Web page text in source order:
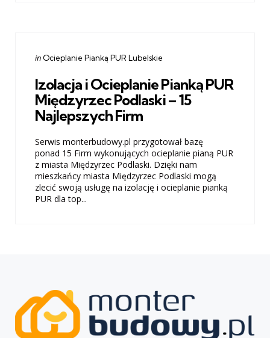
Categories
Posted
in Ocieplanie Pianką PUR Lubelskie
Izolacja i Ocieplanie Pianką PUR
Międzyrzec Podlaski – 15
Najlepszych Firm
Serwis monterbudowy.pl przygotował bazę
ponad 15 Firm wykonujących ocieplanie pianą PUR
z miasta Międzyrzec Podlaski. Dzięki nam
mieszkańcy miasta Międzyrzec Podlaski mogą
zlecić swoją usługę na izolację i ocieplanie pianką
PUR dla top...